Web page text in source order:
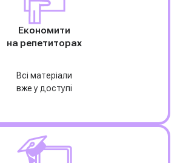
Економити
на репетиторах
Всі матеріали
вже у доступі